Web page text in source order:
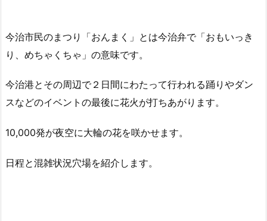
今治市民のまつり「おんまく」とは今治弁で「おもいっき
り、めちゃくちゃ」の意味です。
今治港とその周辺で２日間にわたって行われる踊りやダン
スなどのイベントの最後に花火が打ちあがります。
10,000発が夜空に大輪の花を咲かせます。
日程と混雑状況穴場を紹介します。